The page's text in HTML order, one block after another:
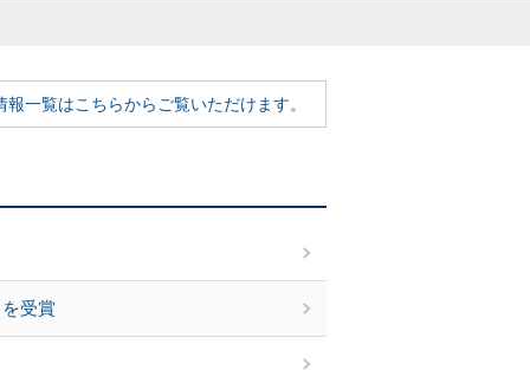
報一覧はこちらからご覧いただけます。
受賞